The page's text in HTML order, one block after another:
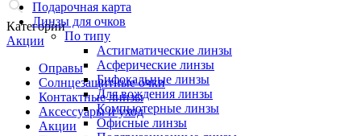
Категории
Акции
Оправы
Солнцезащитные очки
Контактные линзы
Аксессуары и уход
Акции
Подарочная карта
Линзы для очков
По типу
Астигматические линзы
Асферические линзы
Бифокальные линзы
Для вождения линзы
Компьютерные линзы
Офисные линзы